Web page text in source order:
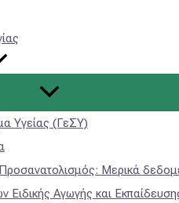
Υγείας (ΓεΣΥ)
Μερικά
Ειδικής Αγωγής και